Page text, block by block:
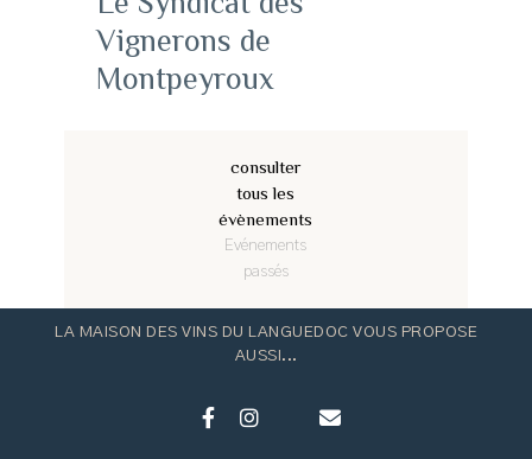
Vignerons de
Montpeyroux
consulter
tous les
évènements
Evénements
passés
LA MAISON DES VINS DU LANGUEDOC VOUS PROPOSE
AUSSI...